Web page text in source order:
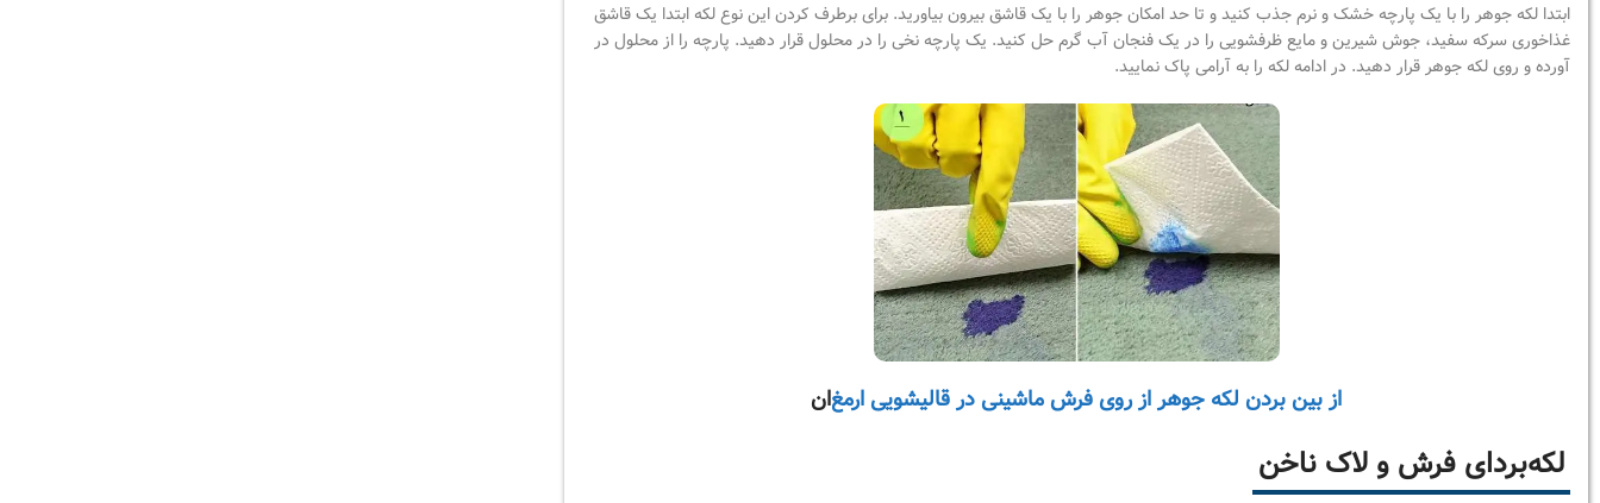
ابتدا لکه جوهر را با یک پارچه خشک و نرم جذب کنید و تا حد امکان جوهر را با یک قاشق بیرون بیاورید. برای برطرف کردن این نوع لکه ابتدا یک قاشق
غذاخوری سرکه سفید، جوش شیرین و مایع ظرفشویی را در یک فنجان آب گرم حل کنید. یک پارچه نخی را در محلول قرار دهید. پارچه را از محلول در
آورده و روی لکه جوهر قرار دهید. در ادامه لکه را به آرامی پاک نمایید.
از بین بردن لکه جوهر از روی فرش ماشینی در قالیشویی ارمغان
لکه‌بردای فرش و لاک ناخن